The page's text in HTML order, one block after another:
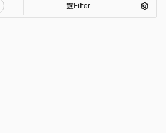
Filter